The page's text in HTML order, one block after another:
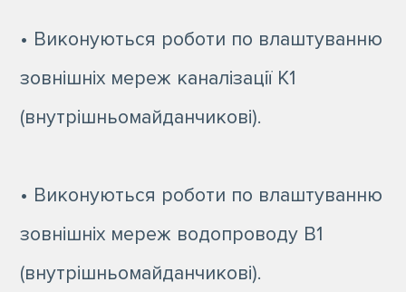
• Виконуються роботи по влаштуванню
зовнішніх мереж каналізації К1
(внутрішньомайданчикові).
• Виконуються роботи по влаштуванню
зовнішніх мереж водопроводу В1
(внутрішньомайданчикові).